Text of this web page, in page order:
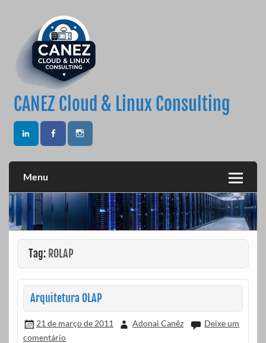
CANEZ Cloud & Linux Consulting
Menu
Tag: ROLAP
Arquitetura OLAP
21 de março de 2011 Adonai Canêz
Deixe um
comentário